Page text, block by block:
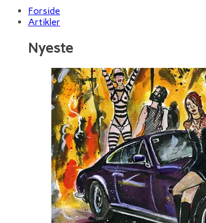
Forside
Artikler
Nyeste